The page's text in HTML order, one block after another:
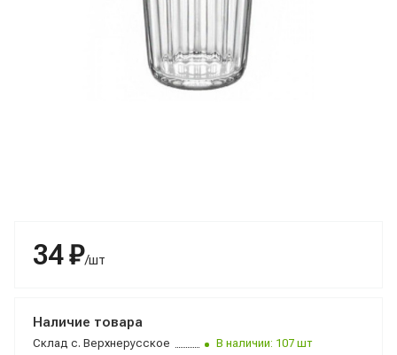
34 ₽/шт
Наличие товара
Склад с. Верхнерусское
В наличии: 107 шт